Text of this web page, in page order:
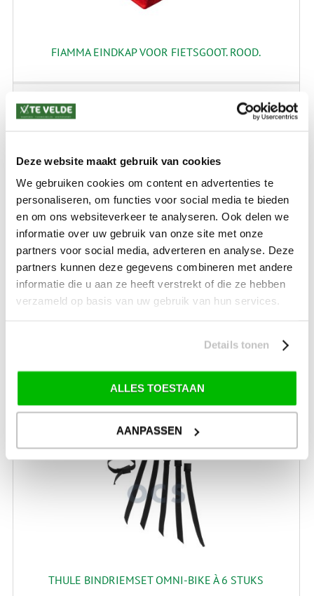
Deze website maakt gebruik van cookies
We gebruiken cookies om content en advertenties te
personaliseren, om functies voor social media te bieden
en om ons websiteverkeer te analyseren. Ook delen we
informatie over uw gebruik van onze site met onze
partners voor social media, adverteren en analyse. Deze
partners kunnen deze gegevens combineren met andere
informatie die u aan ze heeft verstrekt of die ze hebben
verzameld op basis van uw gebruik van hun services.
Details tonen
ALLES TOESTAAN
AANPASSEN
FIAMMA EINDKAP VOOR FIETSGOOT. ROOD.
€ 9,99
THULE BINDRIEMSET OMNI-BIKE À 6 STUKS